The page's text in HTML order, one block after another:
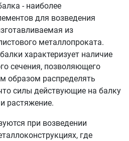
- наиболее
для возведения
из
металлопроката.
характеризует наличие
сечения, позволяющего
образом распределять
силы действующие на балку
растяжение.
при возведении
где